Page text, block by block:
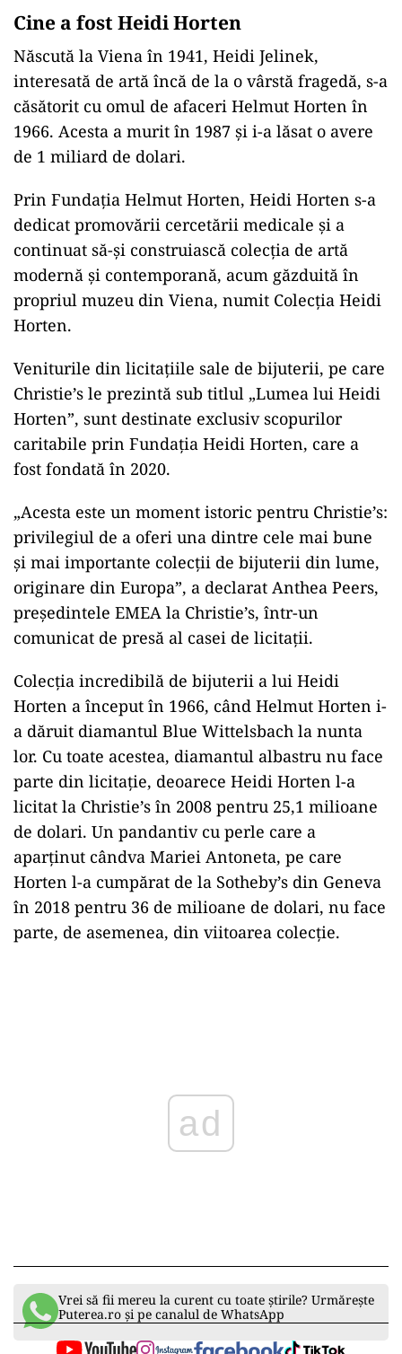
Cine a fost Heidi Horten
Născută la Viena în 1941, Heidi Jelinek,
interesată de artă încă de la o vârstă fragedă, s-a
căsătorit cu omul de afaceri Helmut Horten în
1966. Acesta a murit în 1987 și i-a lăsat o avere
de 1 miliard de dolari.
Prin Fundația Helmut Horten, Heidi Horten s-a
dedicat promovării cercetării medicale și a
continuat să-și construiască colecția de artă
modernă și contemporană, acum găzduită în
propriul muzeu din Viena, numit Colecția Heidi
Horten.
Veniturile din licitațiile sale de bijuterii, pe care
Christie’s le prezintă sub titlul „Lumea lui Heidi
Horten”, sunt destinate exclusiv scopurilor
caritabile prin Fundația Heidi Horten, care a
fost fondată în 2020.
„Acesta este un moment istoric pentru Christie’s:
privilegiul de a oferi una dintre cele mai bune
și mai importante colecții de bijuterii din lume,
originare din Europa”, a declarat Anthea Peers,
președintele EMEA la Christie’s, într-un
comunicat de presă al casei de licitații.
Colecția incredibilă de bijuterii a lui Heidi
Horten a început în 1966, când Helmut Horten i-
a dăruit diamantul Blue Wittelsbach la nunta
lor. Cu toate acestea, diamantul albastru nu face
parte din licitație, deoarece Heidi Horten l-a
licitat la Christie’s în 2008 pentru 25,1 milioane
de dolari. Un pandantiv cu perle care a
aparținut cândva Mariei Antoneta, pe care
Horten l-a cumpărat de la Sotheby’s din Geneva
în 2018 pentru 36 de milioane de dolari, nu face
parte, de asemenea, din viitoarea colecție.
ad
Vrei să fii mereu la curent cu toate știrile? Urmărește
Puterea.ro și pe canalul de WhatsApp